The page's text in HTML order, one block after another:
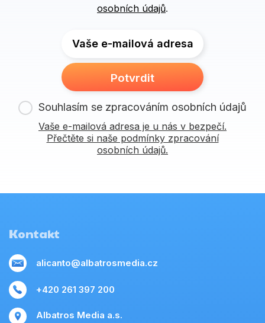
osobních údajů.
Vaše e-mailová adresa
Potvrdit
Souhlasím se zpracováním osobních údajů
Vaše e-mailová adresa je u nás v bezpečí.
Přečtěte si naše podmínky zpracování
osobních údajů.
Kontakt
alicanto@albatrosmedia.cz
+420 261 397 200
Albatros Media a.s.